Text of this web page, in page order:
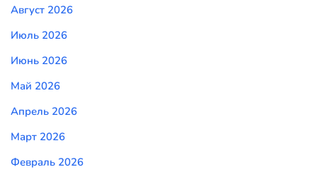
Август 2026
Июль 2026
Июнь 2026
Май 2026
Апрель 2026
Март 2026
Февраль 2026